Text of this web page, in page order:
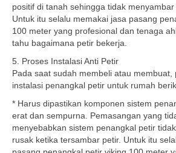
positif di tanah sehingga tidak menyambar
Untuk itu selalu memakai jasa pasang
100 meter yang profesional dan tenaga
tahu bagaimana petir bekerja.
5. Proses Instalasi Anti Petir
Pada saat sudah membeli atau membuat,
instalasi penangkal petir untuk rumah
* Harus dipastikan komponen sistem
erat dan sempurna. Pemasangan yang
menyebabkan sistem penangkal petir
rusak ketika tersambar petir. Untuk itu